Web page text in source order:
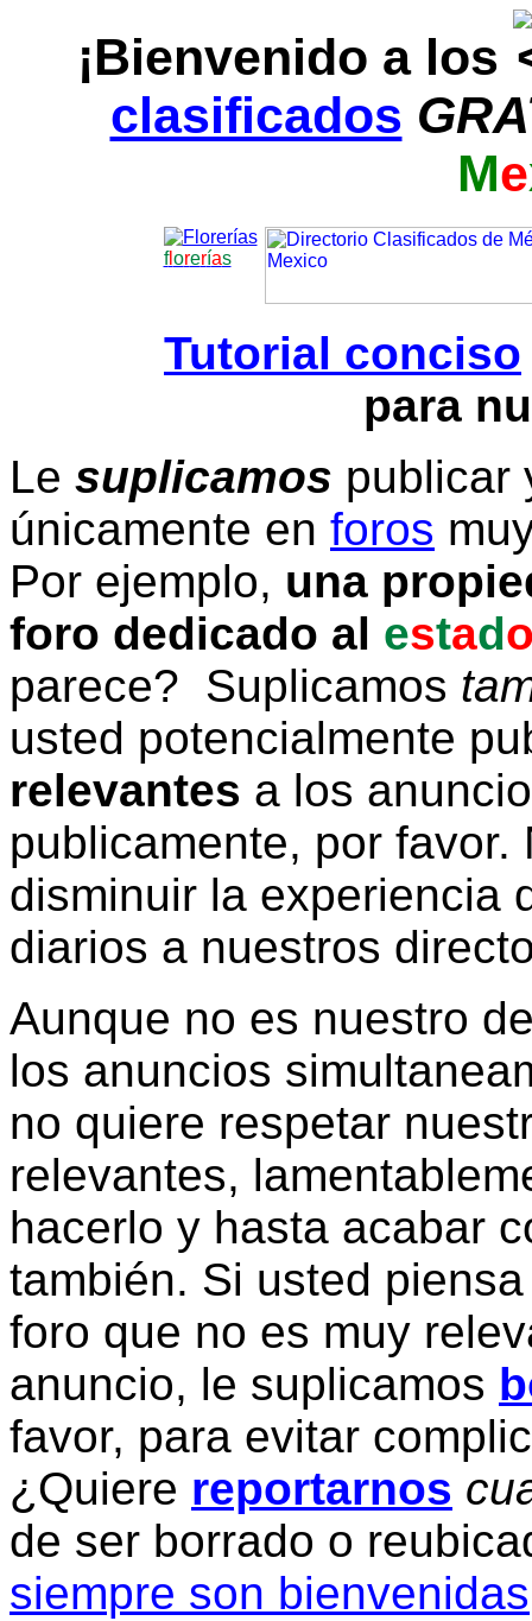
¡Bienvenido a los
clasificados
Me
florerías
Tutorial conciso
para
Le suplicamos publicar
únicamente en foros
Por ejemplo, una
foro dedicado al estad
parece? Suplicamos
usted potencialmente
relevantes a los
publicamente, por
disminuir la experiencia
diarios a nuestros
Aunque no es nuestro
los anuncios
no quiere respetar
relevantes,
hacerlo y hasta acabar
también. Si usted
foro que no es muy
anuncio, le suplicamos
favor, para evitar
¿Quiere reportarnos
de ser borrado o
siempre son bienvenidas